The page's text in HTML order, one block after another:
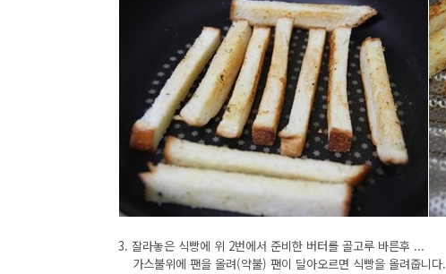
3. 잘라놓은 식빵에 위 2번에서 준비한 버터를 골고루 바른후 ...
가스불위에 팬을 올려(약불) 팬이 달아오르면 식빵을 올려줍니다.